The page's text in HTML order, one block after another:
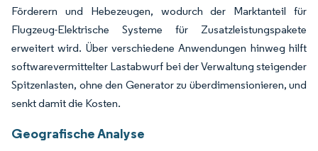
Förderern und Hebezeugen, wodurch der Marktanteil für
Flugzeug-Elektrische Systeme für Zusatzleistungspakete
erweitert wird. Über verschiedene Anwendungen hinweg hilft
softwarevermittelter Lastabwurf bei der Verwaltung steigender
Spitzenlasten, ohne den Generator zu überdimensionieren, und
senkt damit die Kosten.
Geografische Analyse